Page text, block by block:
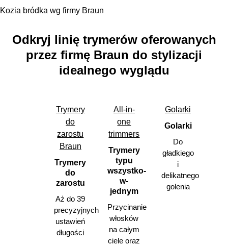
Kozia bródka wg firmy Braun
Odkryj linię trymerów oferowanych
przez firmę Braun do stylizacji
idealnego wyglądu
Trymery
do
zarostu
Braun
Trymery
do
zarostu
Aż do 39
precyzyjnych
ustawień
długości
All-in-
one
trimmers
Trymery
typu
wszystko-
w-
jednym
Przycinanie
włosków
na całym
ciele oraz
Golarki
Golarki
Do
gładkiego
i
delikatnego
golenia